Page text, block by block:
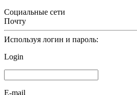
Социальные сети
Почту
Используя логин и пароль:
Login
E-mail